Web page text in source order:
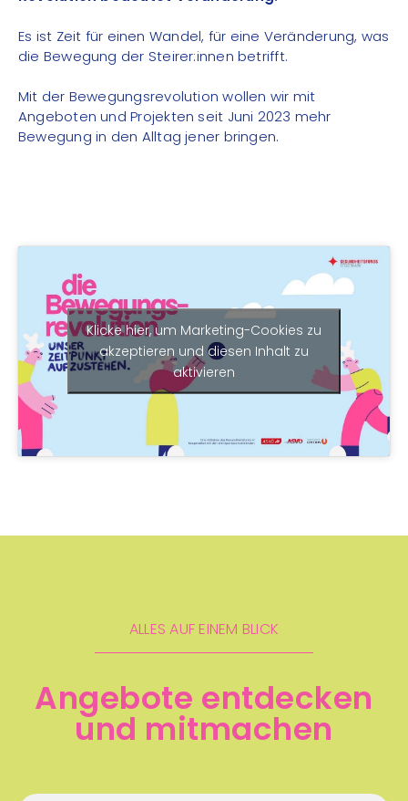
Es ist Zeit für einen Wandel, für eine Veränderung, was
die Bewegung der Steirer:innen betrifft.
Mit der Bewegungsrevolution wollen wir mit
Angeboten und Projekten seit Juni 2023 mehr
Bewegung in den Alltag jener bringen.
Klicke hier, um Marketing-Cookies zu
akzeptieren und diesen Inhalt zu
aktivieren
ALLES AUF EINEM BLICK
Angebote entdecken
und mitmachen